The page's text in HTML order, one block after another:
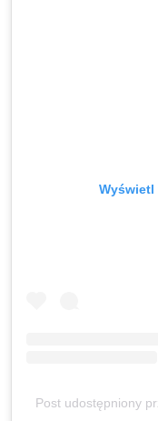
Wyświetl
Post udostępniony